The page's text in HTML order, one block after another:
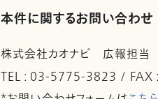
本件に関するお問い合わせ
株式会社カオナビ 広報担当
TEL : 03-5775-3823 /